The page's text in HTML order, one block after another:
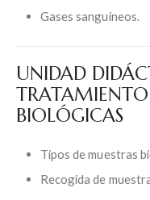
Gases sanguíneos.
UNIDAD
BIOLÓGICAS
Tipos de muestras
Recogida de